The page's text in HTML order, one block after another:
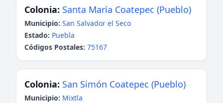
Colonia: Santa María Coatepec (Pueblo)
Municipio: San Salvador el Seco
Estado: Puebla
Códigos Postales: 75167
Colonia: San Simón Coatepec (Pueblo)
Municipio: Mixtla